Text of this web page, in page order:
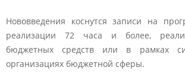
Нововведения коснутся записи на
реализации 72 часа и более,
бюджетных средств или в рамках
организациях бюджетной сферы.